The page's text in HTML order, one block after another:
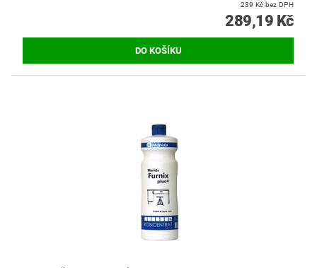
239 Kč bez DPH
289,19 Kč